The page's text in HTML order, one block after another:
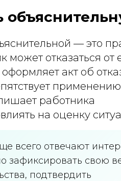
— это
может отказаться от
акт об
применению
работника
на оценку
всего отвечают
зафиксировать свою
подтвердить